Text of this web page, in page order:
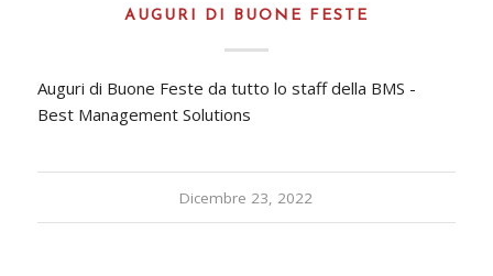
AUGURI DI BUONE FESTE
Auguri di Buone Feste da tutto lo staff della BMS -
Best Management Solutions
Dicembre 23, 2022